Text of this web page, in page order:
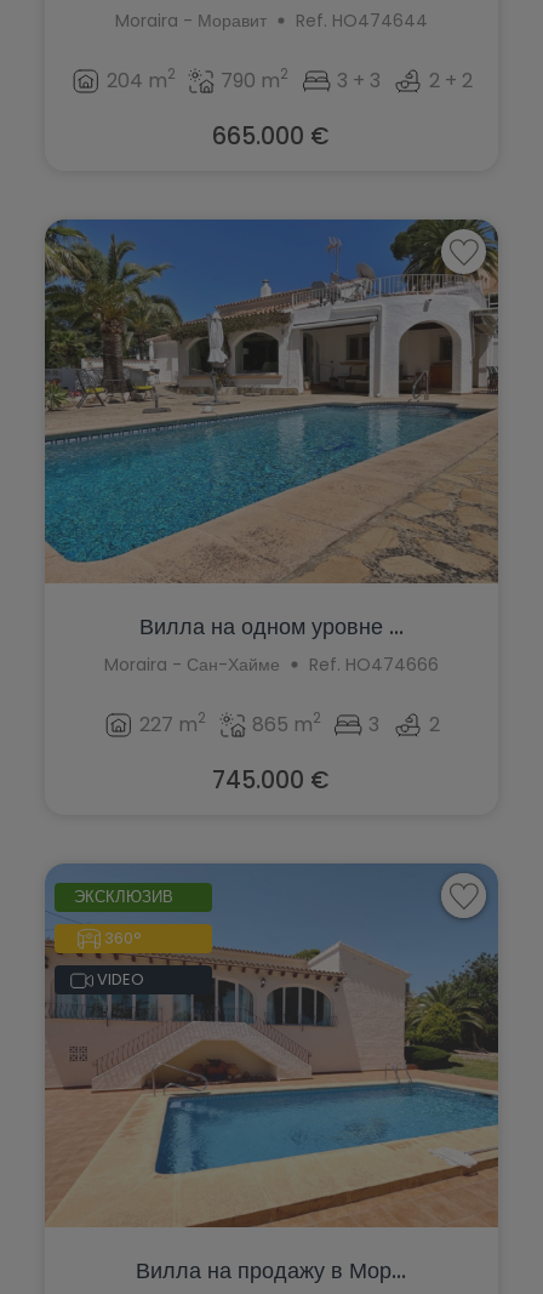
Moraira - Моравит Ref. HO474644
204 m2 790 m2 3 + 3 2 + 2
665.000 €
Вилла на одном уровне ...
Moraira - Сан-Хайме Ref. HO474666
227 m2 865 m2 3 2
745.000 €
ЭКСКЛЮЗИВ
360°
VIDEO
Вилла на продажу в Мор...